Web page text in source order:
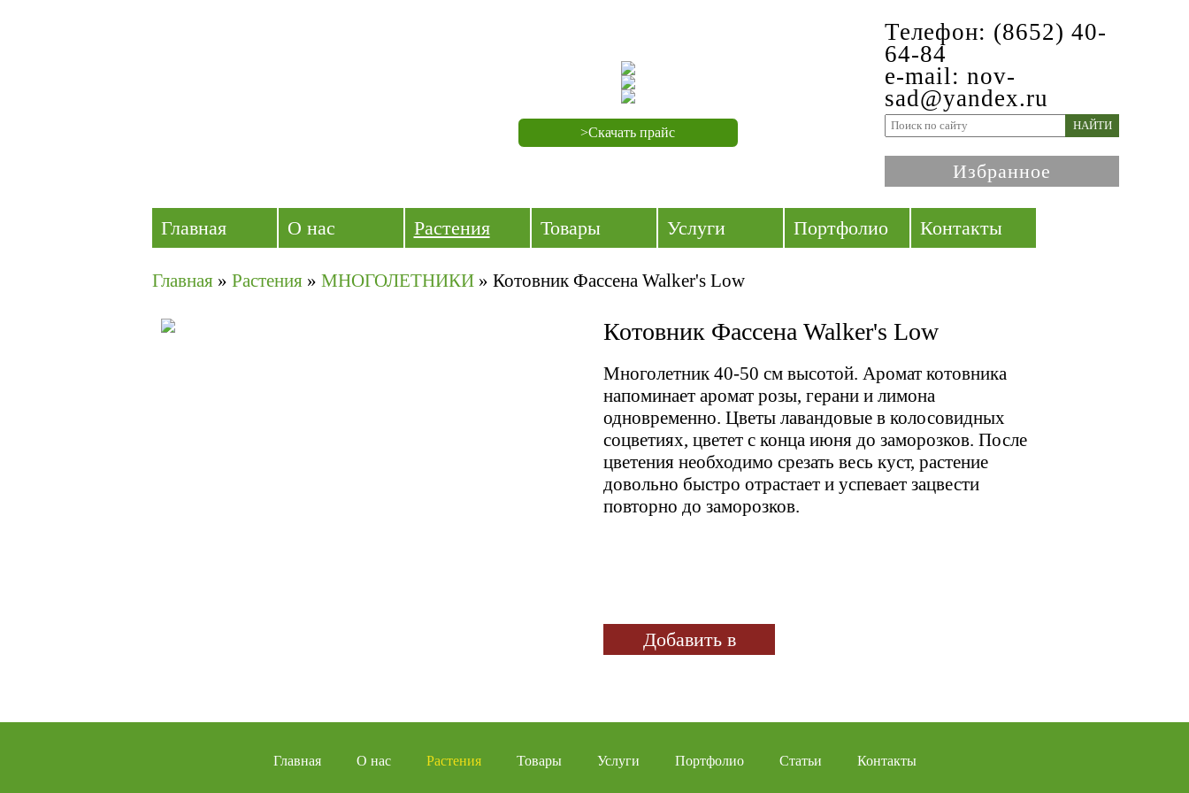
>Скачать прайс
Телефон: (8652) 40-
64-84
e-mail: nov-
sad@yandex.ru
НАЙТИ
Избранное
Главная О нас Растения Товары Услуги Портфолио Контакты
Главная » Растения » МНОГОЛЕТНИКИ » Котовник Фассена Walker's Low
Котовник Фассена Walker's Low
Многолетник 40-50 см высотой. Аромат котовника
напоминает аромат розы, герани и лимона
одновременно. Цветы лавандовые в колосовидных
соцветиях, цветет с конца июня до заморозков. После
цветения необходимо срезать весь куст, растение
довольно быстро отрастает и успевает зацвести
повторно до заморозков.
Добавить в
Главная О нас Растения Товары Услуги Портфолио Статьи Контакты